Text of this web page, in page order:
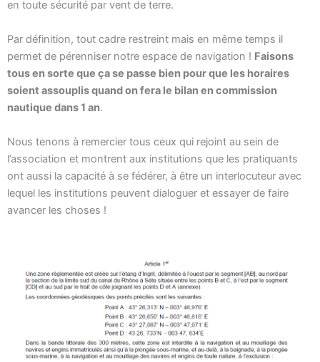
en toute sécurité par vent de terre.
Par définition, tout cadre restreint mais en même temps il
permet de pérenniser notre espace de navigation ! Faisons
tous en sorte que ça se passe bien pour que les horaires
soient assouplis quand on fera le bilan en commission
nautique dans 1 an.
Nous tenons à remercier tous ceux qui rejoint au sein de
l’association et montrent aux institutions que les pratiquants
ont aussi la capacité à se fédérer, à être un interlocuteur avec
lequel les institutions peuvent dialoguer et essayer de faire
avancer les choses !